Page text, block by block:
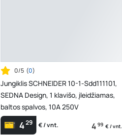
0/5 (0)
Jungiklis SCHNEIDER 10-1-Sdd111101,
SEDNA Design, 1 klavišo, įleidžiamas,
baltos spalvos, 10A 250V
429 € / vnt. 4 99 € / vnt.